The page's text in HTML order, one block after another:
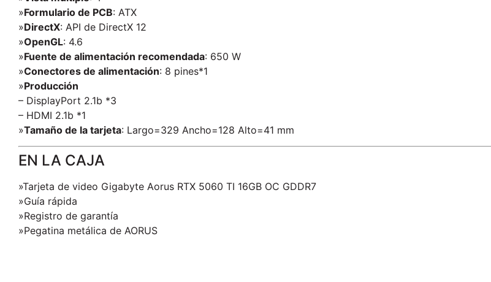
»Formulario de PCB: ATX
»DirectX: API de DirectX 12
»OpenGL: 4.6
»Fuente de alimentación recomendada: 650 W
»Conectores de alimentación: 8 pines*1
»Producción
– DisplayPort 2.1b *3
– HDMI 2.1b *1
»Tamaño de la tarjeta: Largo=329 Ancho=128 Alto=41 mm
EN LA CAJA
»Tarjeta de video Gigabyte Aorus RTX 5060 TI 16GB OC GDDR7
»Guía rápida
»Registro de garantía
»Pegatina metálica de AORUS